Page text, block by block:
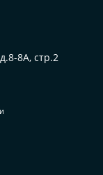
8А, стр.2